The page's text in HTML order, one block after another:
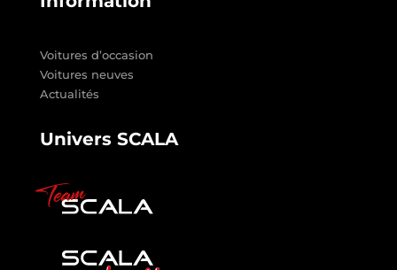
Voitures d’occasion
Voitures neuves
Actualités
Univers SCALA